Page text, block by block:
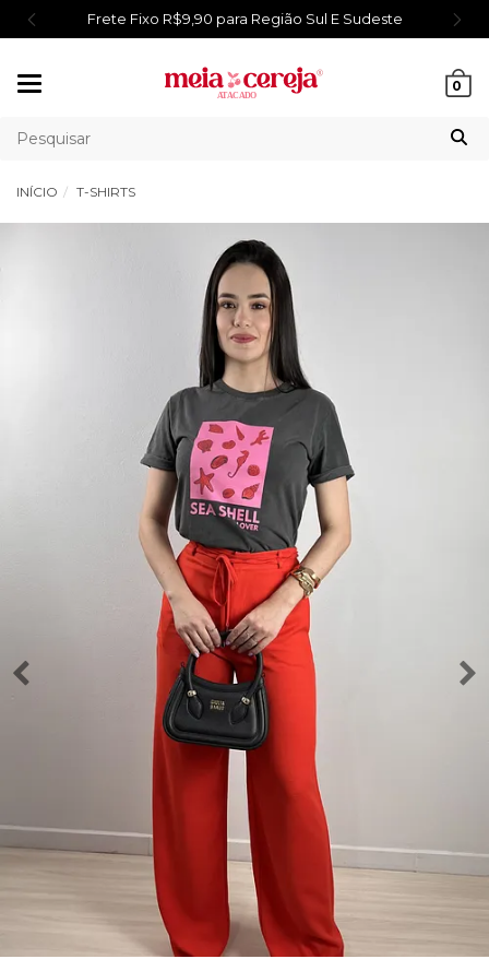
Frete Fixo R$9,90 para Região Sul E Sudeste
0
INÍCIO T-SHIRTS